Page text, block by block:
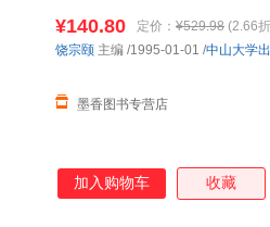
¥140.80 定价： ¥529.98 (2.66
墨香图书专营店
饶宗颐 主编 /1995-01-01 /中山大学
加入购物车 收藏